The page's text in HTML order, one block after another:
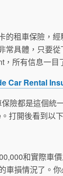
的租車保險，
常具體，只要
所有信息一目
Car Rental
險都是這個統
打開後看到以
和實際車價
車損情況了。